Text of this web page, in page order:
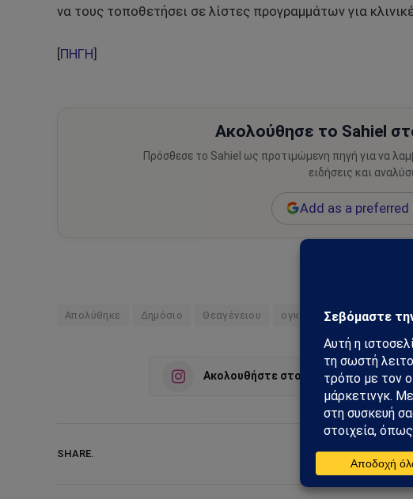
να τους τοποθετήσει σε λίστες προγραμμάτων για
ΠΗΓΗ
Ακολούθησε το Sahiel
Πρόσθεσε το Sahiel ως προτιμώμενη πηγή για να
ειδήσεις και
Add as a preferred
Απολύθηκε Δημόσιο Θεαγένειου ογκολόγος
Ακολουθήστε στο Instagram
SHARE.